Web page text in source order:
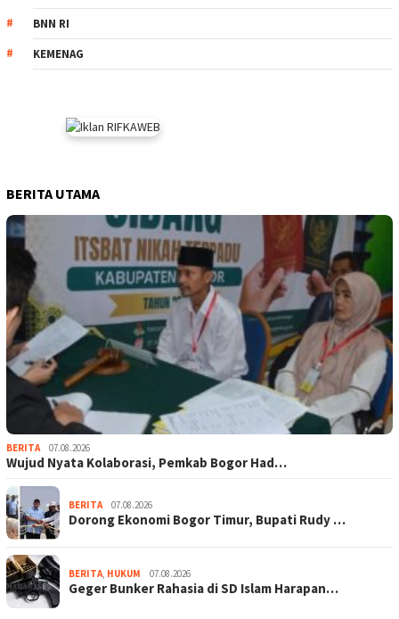
BNN RI
KEMENAG
BERITA UTAMA
BERITA 07.08.2026
Wujud Nyata Kolaborasi, Pemkab Bogor Had…
BERITA 07.08.2026
Dorong Ekonomi Bogor Timur, Bupati Rudy …
BERITA HUKUM 07.08.2026
Geger Bunker Rahasia di SD Islam Harapan…